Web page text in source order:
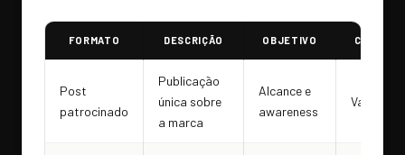
FORMATO DESCRIÇÃO OBJETIVO CUSTO
Post
patrocinado
Publicação
única sobre
a marca
Alcance e
awareness
Variável